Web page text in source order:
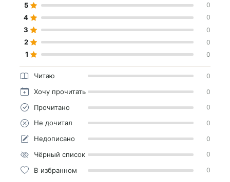
5 0
4 0
3 0
2 0
1 0
Читаю 0
Хочу прочитать 0
Прочитано 0
Не дочитал 0
Недописано 0
Чёрный список 0
В избранном 0